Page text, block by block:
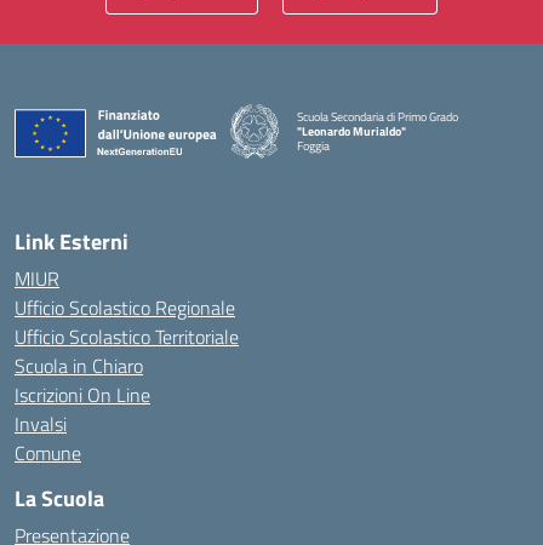
Scuola Secondaria di Primo Grado
"Leonardo Murialdo"
Foggia
— Visita la pagina iniziale della scuola
Link Esterni
MIUR
Ufficio Scolastico Regionale
Ufficio Scolastico Territoriale
Scuola in Chiaro
Iscrizioni On Line
Invalsi
Comune
La Scuola
Presentazione